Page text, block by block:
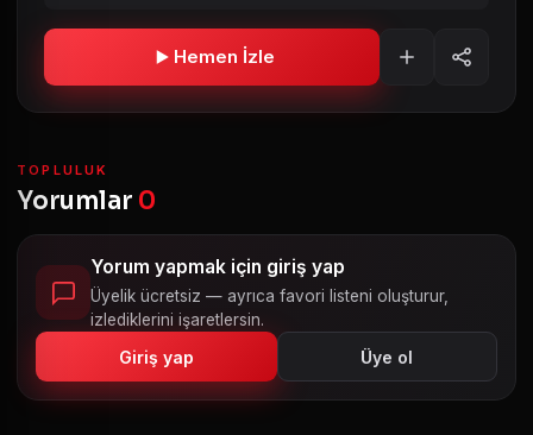
Hemen İzle
TOPLULUK
Yorumlar 0
Yorum yapmak için giriş yap
Üyelik ücretsiz — ayrıca favori listeni oluşturur,
izlediklerini işaretlersin.
Giriş yap Üye ol